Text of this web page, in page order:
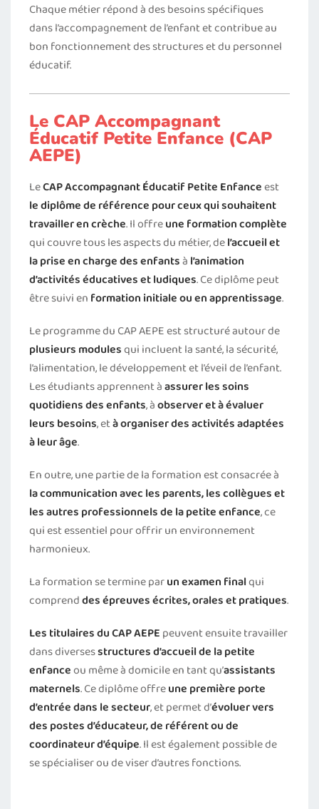
Chaque métier répond à des besoins spécifiques
dans l’accompagnement de l’enfant et contribue au
bon fonctionnement des structures et du personnel
éducatif.
Le CAP Accompagnant
Éducatif Petite Enfance (CAP
AEPE)
LeCAP Accompagnant Éducatif Petite Enfanceest
le diplôme de référence pour ceux qui souhaitent
travailler en crèche. Il offreune formation complète
qui couvre tous les aspects du métier, del’accueil et
la prise en charge des enfantsà l’animation
d’activités éducatives et ludiques. Ce diplôme peut
être suivi en formation initiale ou en apprentissage.
Le programme du CAP AEPE est structuré autour de
plusieurs modulesqui incluent la santé, la sécurité,
l’alimentation, le développement et l’éveil de l’enfant.
Les étudiants apprennent àassurer les soins
quotidiens des enfants, àobserver et à évaluer
leurs besoins, età organiser des activités adaptées
à leur âge.
En outre, une partie de la formation est consacrée à
la communication avec les parents, les collègues et
les autres professionnelsde la petite enfance, ce
qui est essentiel pour offrir un environnement
harmonieux.
La formation se termine parun examen finalqui
comprenddes épreuves écrites, orales et pratiques.
Les titulaires du CAP AEPE peuvent ensuite travailler
dans diversesstructures d’accueil de la petite
enfanceou même à domicile en tant qu’assistants
maternels. Ce diplôme offreune première porte
d’entrée dans le secteur, et permet d’évoluer vers
des postes d’éducateur, de référent ou de
coordinateur d’équipe. Il est également possible de
se spécialiser ou de viser d’autres fonctions.